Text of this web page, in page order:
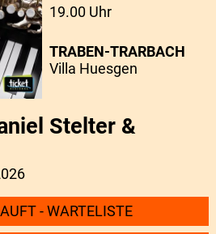
19.00 Uhr
Stelter &
- WARTELISTE
TRABEN-TRARBACH
Villa Huesgen